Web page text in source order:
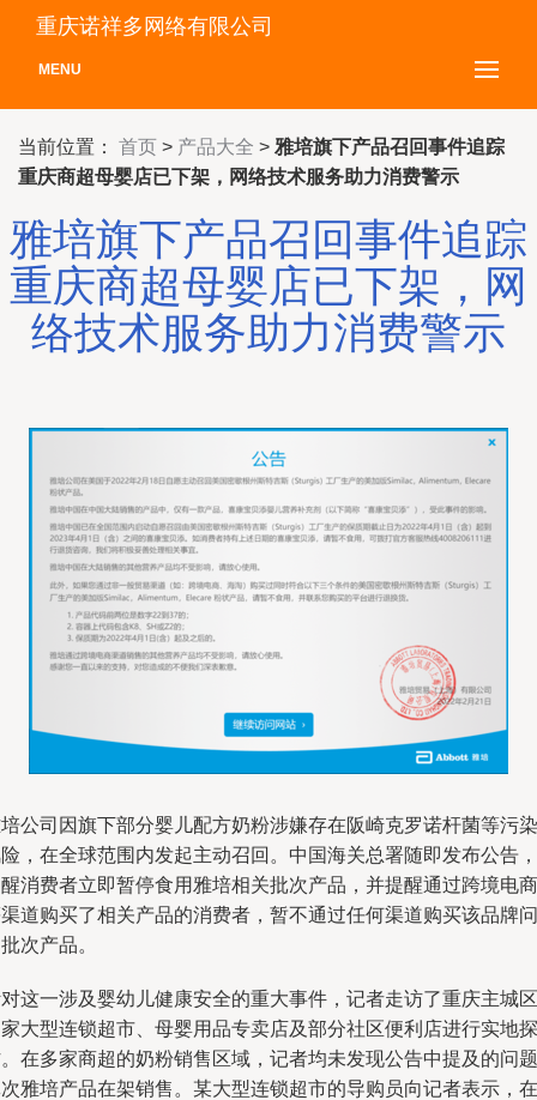
重庆诺祥多网络有限公司
MENU
当前位置： 首页 > 产品大全 > 雅培旗下产品召回事件追踪
重庆商超母婴店已下架，网络技术服务助力消费警示
雅培旗下产品召回事件追踪
重庆商超母婴店已下架，网
络技术服务助力消费警示
公司因旗下部分婴儿配方奶粉涉嫌存在阪崎克罗诺杆菌等污染
，在全球范围内发起主动召回。中国海关总署随即发布公告，
消费者立即暂停食用雅培相关批次产品，并提醒通过跨境电商
道购买了相关产品的消费者，暂不通过任何渠道购买该品牌问
次产品。
这一涉及婴幼儿健康安全的重大事件，记者走访了重庆主城区
大型连锁超市、母婴用品专卖店及部分社区便利店进行实地探
在多家商超的奶粉销售区域，记者均未发现公告中提及的问题
雅培产品在架销售。某大型连锁超市的导购员向记者表示，在